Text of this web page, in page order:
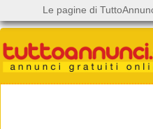
Le pagine di